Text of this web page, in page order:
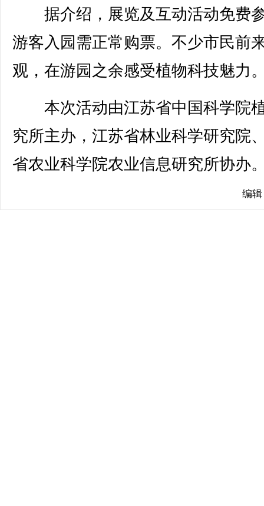
据介绍，展览及互动活动免费
游客入园需正常购票。不少市民前
观，在游园之余感受植物科技魅力
本次活动由江苏省中国科学院
究所主办，江苏省林业科学研究院
省农业科学院农业信息研究所协办
编